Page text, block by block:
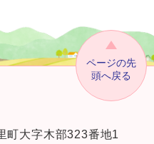
ページの先
頭へ戻る
町大字木部323番地1